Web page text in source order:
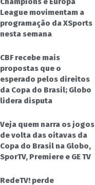
League movimentam a
programação da XSports
nesta semana
CBF recebe mais
propostas que o
esperado pelos direitos
da Copa do Brasil; Globo
lidera disputa
Veja quem narra os jogos
de volta das oitavas da
Copa do Brasil na Globo,
SporTV, Premiere e GE TV
RedeTV! perde